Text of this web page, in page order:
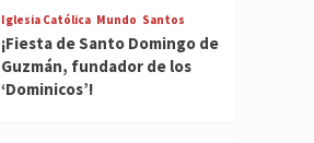
Iglesia Católica Mundo Santos
¡Fiesta de Santo Domingo de
Guzmán, fundador de los
‘Dominicos’!